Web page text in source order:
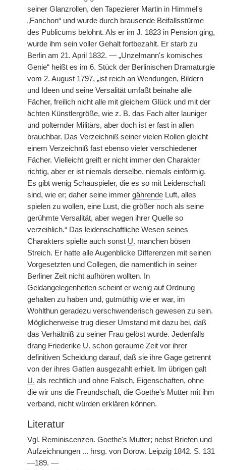
seiner Glanzrollen, den Tapezierer Martin in Himmel's
„Fanchon“ und wurde durch brausende Beifallsstürme
des Publicums belohnt. Als er im J. 1823 in Pension ging,
wurde ihm sein voller Gehalt fortbezahlt. Er starb zu
Berlin am 21. April 1832. — „Unzelmann's komisches
Genie“ heißt es im 6. Stück der Berlinischen Dramaturgie
vom 2. August 1797, „ist reich an Wendungen, Bildern
und Ideen und seine Versalität umfaßt beinahe alle
Fächer, freilich nicht alle mit gleichem Glück und mit der
ächten Künstlergröße, wie z. B. das Fach alter launiger
und polternder Militärs, aber doch ist er fast in allen
brauchbar. Das Verzeichniß seiner vielen Rollen gleicht
einem Verzeichniß fast ebenso vieler verschiedener
Fächer. Vielleicht greift er nicht immer den Charakter
richtig, aber er ist niemals derselbe, niemals einförmig.
Es gibt wenig Schauspieler, die es so mit Leidenschaft
sind, wie er; daher seine immer gährende Luft, alles
spielen zu wollen, eine Lust, die größer noch als seine
gerühmte Versalität, aber wegen ihrer Quelle so
verzeihlich.“ Das leidenschaftliche Wesen seines
Charakters spielte auch sonst U. manchen bösen
Streich. Er hatte alle Augenblicke Differenzen mit seinen
Vorgesetzten und Collegen, die namentlich in seiner
Berliner Zeit nicht aufhören wollten. In
Geldangelegenheiten scheint er wenig auf Ordnung
gehalten zu haben und, gutmüthig wie er war, im
Wohlthun geradezu verschwenderisch gewesen zu sein.
Möglicherweise trug dieser Umstand mit dazu bei, daß
das Verhältniß zu seiner Frau gelöst wurde. Jedenfalls
drang Friederike U. schon geraume Zeit vor ihrer
definitiven Scheidung darauf, daß sie ihre Gage getrennt
von der ihres Gatten ausgezahlt erhielt. Im übrigen galt
U. als rechtlich und ohne Falsch, Eigenschaften, ohne
die wir uns die Freundschaft, die Goethe's Mutter mit ihm
verband, nicht würden erklären können.
Literatur
Vgl. Reminiscenzen. Goethe's Mutter; nebst Briefen und
Aufzeichnungen ... hrsg. von Dorow. Leipzig 1842. S. 131
—189. —